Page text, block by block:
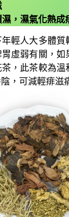
，濕氣化熱成
輕人大多體
虛弱有關，
，此茶較為
，可減輕痱滋